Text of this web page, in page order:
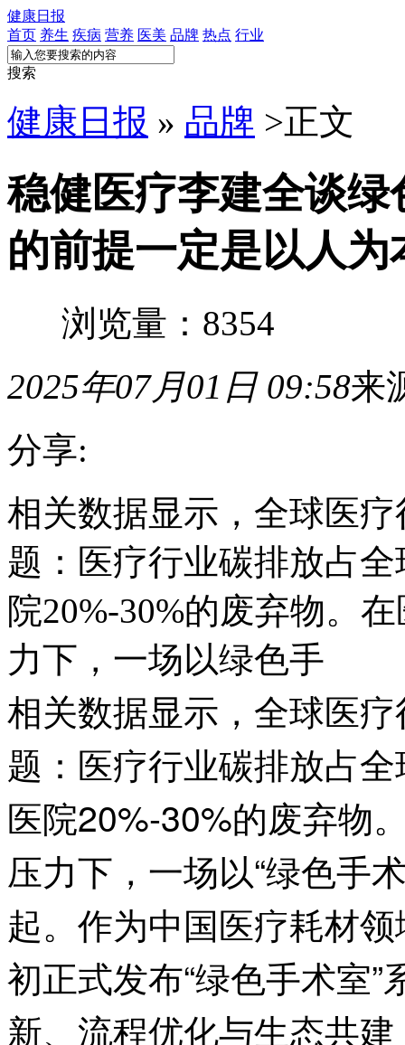
健康日报
首页 养生 疾病 营养 医美 品牌 热点 行业
搜索
健康日报 » 品牌 >正文
稳健医疗李建全谈
的前提一定是以人为
浏览量：8354
2025年07月01日 09:58来
分享:
相关数据显示，全球医
题：医疗行业碳排放占
院20%-30%的废弃物。
力下，一场以绿色手
相关数据显示，全球医
题：医疗行业碳排放占
医院20%-30%的废弃物
压力下，一场以“绿色手
起。作为中国医疗耗材
初正式发布“绿色手术室
新、流程优化与生态共